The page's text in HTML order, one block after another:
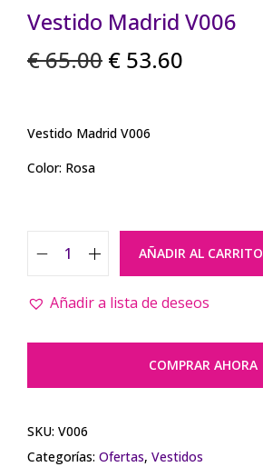
Vestido Madrid V006
€65.00 € 53.60
Vestido Madrid V006
Color: Rosa
AÑADIR AL CARRITO
Añadir a lista de deseos
COMPRAR AHORA
SKU: V006
Categorías: Ofertas, Vestidos